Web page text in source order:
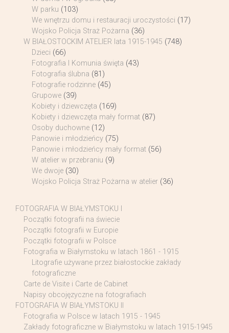
W parku (103)
We wnętrzu domu i restauracji uroczystości (17)
Wojsko Policja Straż Pożarna (36)
W BIAŁOSTOCKIM ATELIER lata 1915-1945 (748)
Dzieci (66)
Fotografia I Komunia święta (43)
Fotografia ślubna (81)
Fotografie rodzinne (45)
Grupowe (39)
Kobiety i dziewczęta (169)
Kobiety i dziewczęta mały format (87)
Osoby duchowne (12)
Panowie i młodzieńcy (75)
Panowie i młodzieńcy mały format (56)
W atelier w przebraniu (9)
We dwoje (30)
Wojsko Policja Straż Pożarna w atelier (36)
FOTOGRAFIA W BIAŁYMSTOKU I
Początki fotografii na świecie
Początki fotografii w Europie
Początki fotografii w Polsce
Fotografia w Białymstoku w latach 1861 - 1915
Litografie używane przez białostockie zakłady
fotograficzne
Carte de Visite i Carte de Cabinet
Napisy obcojęzyczne na fotografiach
FOTOGRAFIA W BIAŁYMSTOKU II
Fotografia w Polsce w latach 1915 - 1945
Zakłady fotograficzne w Białymstoku w latach 1915-1945